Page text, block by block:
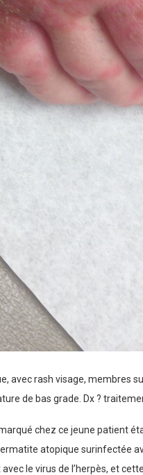
avec rash visage, membres
de bas grade. Dx ?
chez ce jeune patient
atopique surinfectée
le virus de l’herpès, et